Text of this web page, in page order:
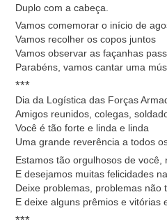
Duplo com a cabeça.
Vamos comemorar o início de
Vamos recolher os copos juntos
Vamos observar as façanhas
Parabéns, vamos cantar uma
***
Dia da Logística das Forças
Amigos reunidos, colegas,
Você é tão forte e linda e linda
Uma grande reverência a todos
Estamos tão orgulhosos de você,
E desejamos muitas felicidades na
Deixe problemas, problemas não
E deixe alguns prêmios e vitórias